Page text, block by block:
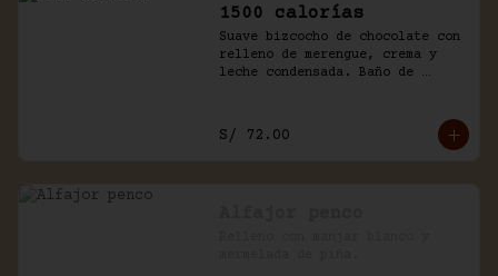
1500 calorías
Suave bizcocho de chocolate con
relleno de merengue, crema y
leche condensada. Baño de
S/ 72.00